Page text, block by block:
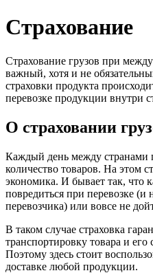
Страхование
Страхование грузов при
важный, хотя и не
страховки продукта
перевозке продукции внутри
О страховании
Каждый день между странами
количество товаров. На этом
экономика. И бывает так, что
повредиться при перевозке (и
перевозчика) или вовсе не
В таком случае страховка
транспортировку товара и
Поэтому здесь стоит
доставке любой продукции.